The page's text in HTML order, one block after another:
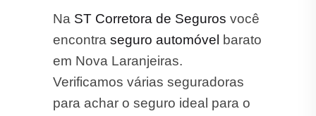
Na ST Corretora de Seguros você
encontra seguro automóvel
barato
em Nova Laranjeiras.
Verificamos várias seguradoras
para achar o seguro ideal para o